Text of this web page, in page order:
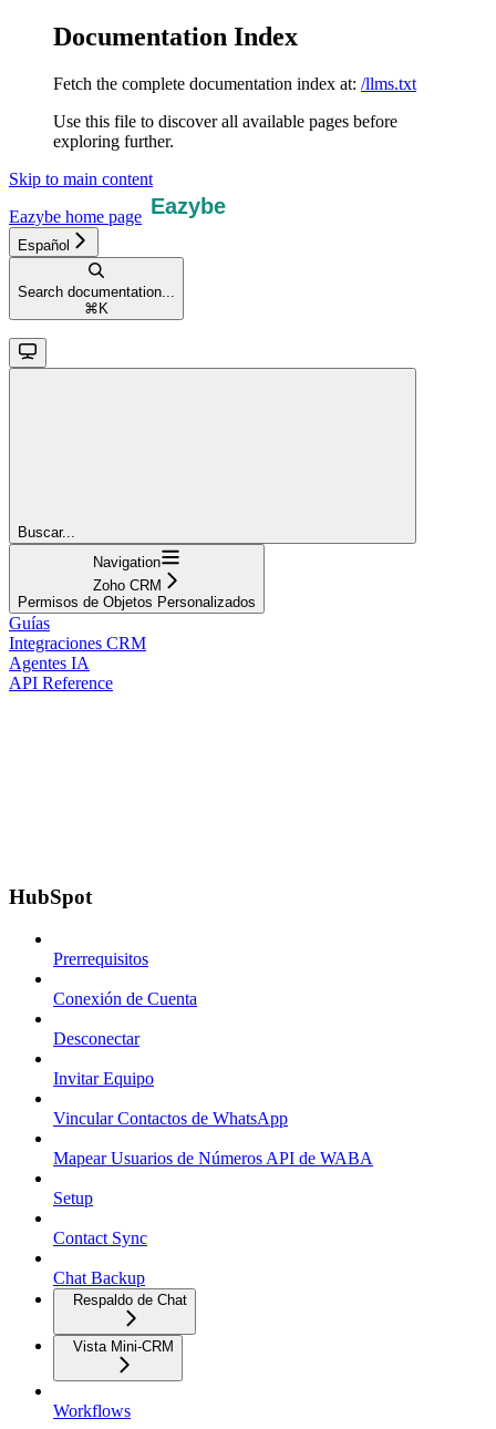
Documentation Index
Fetch the complete documentation index at: /llms.txt
Use this file to discover all available pages before
exploring further.
Skip to main content
Eazybe home page
Español
Search documentation...
⌘ K
Buscar...
Navigation
Zoho CRM
Permisos de Objetos Personalizados
Guías
Integraciones CRM
Agentes IA
API Reference
HubSpot
Prerrequisitos
Conexión de Cuenta
Desconectar
Invitar Equipo
Vincular Contactos de WhatsApp
Mapear Usuarios de Números API de WABA
Setup
Contact Sync
Chat Backup
Respaldo de Chat
Vista Mini-CRM
Workflows